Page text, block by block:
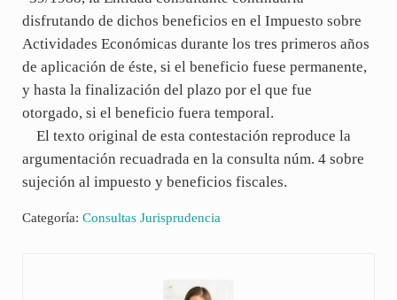
disfrutando de dichos beneficios en el Impuesto sobre
Actividades Económicas durante los tres primeros años
de aplicación de éste, si el beneficio fuese permanente,
y hasta la finalización del plazo por el que fue
otorgado, si el beneficio fuera temporal.
El texto original de esta contestación reproduce la
argumentación recuadrada en la consulta núm. 4 sobre
sujeción al impuesto y beneficios fiscales.
Categoría: Consultas Jurisprudencia